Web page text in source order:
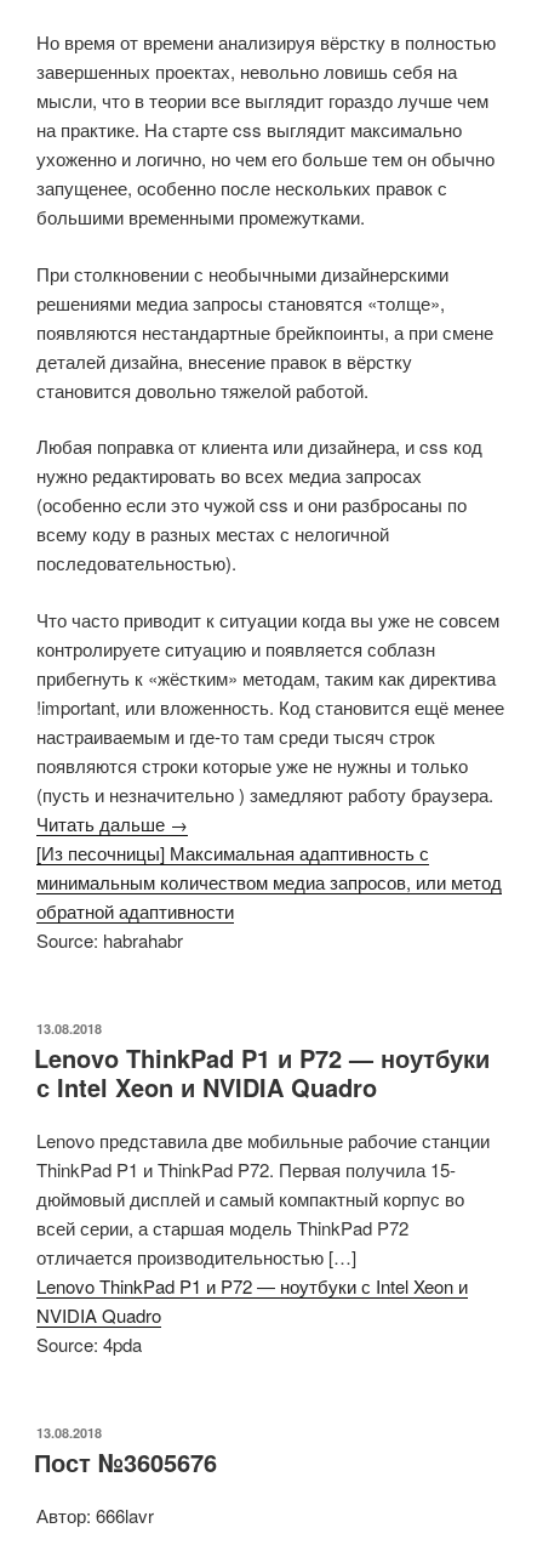
Но время от времени анализируя вёрстку в полностью
завершенных проектах, невольно ловишь себя на
мысли, что в теории все выглядит гораздо лучше чем
на практике. На старте css выглядит максимально
ухоженно и логично, но чем его больше тем он обычно
запущенее, особенно после нескольких правок с
большими временными промежутками.
При столкновении с необычными дизайнерскими
решениями медиа запросы становятся «толще»,
появляются нестандартные брейкпоинты, а при смене
деталей дизайна, внесение правок в вёрстку
становится довольно тяжелой работой.
Любая поправка от клиента или дизайнера, и css код
нужно редактировать во всех медиа запросах
(особенно если это чужой css и они разбросаны по
всему коду в разных местах с нелогичной
последовательностью).
Что часто приводит к ситуации когда вы уже не совсем
контролируете ситуацию и появляется соблазн
прибегнуть к «жёстким» методам, таким как директива
!important, или вложенность. Код становится ещё менее
настраиваемым и где-то там среди тысяч строк
появляются строки которые уже не нужны и только
(пусть и незначительно ) замедляют работу браузера.
Читать дальше →
[Из песочницы] Максимальная адаптивность с
минимальным количеством медиа запросов, или метод
обратной адаптивности
Source: habrahabr
ОПУБЛИКОВАНО
13.08.2018
Lenovo ThinkPad P1 и P72 — ноутбуки
с Intel Xeon и NVIDIA Quadro
Lenovo представила две мобильные рабочие станции
ThinkPad P1 и ThinkPad P72. Первая получила 15-
дюймовый дисплей и самый компактный корпус во
всей серии, а старшая модель ThinkPad P72
отличается производительностью […]
Lenovo ThinkPad P1 и P72 — ноутбуки с Intel Xeon и
NVIDIA Quadro
Source: 4pda
ОПУБЛИКОВАНО
13.08.2018
Пост №3605676
Автор: 666lavr